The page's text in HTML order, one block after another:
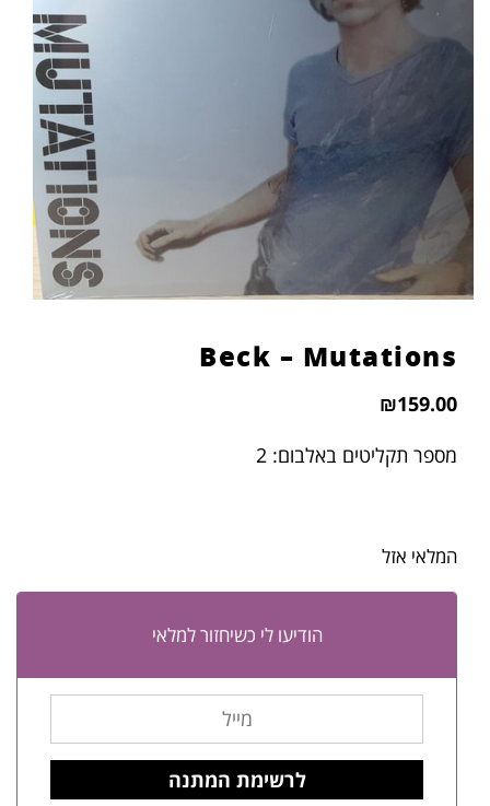
הוסף קו תחתון לקישורים
סמן קישורים
האפשרויות
Beck – Mutations
₪159.00
מספר תקליטים באלבום: 2
המלאי אזל
הודיעו לי כשיחזור למלאי